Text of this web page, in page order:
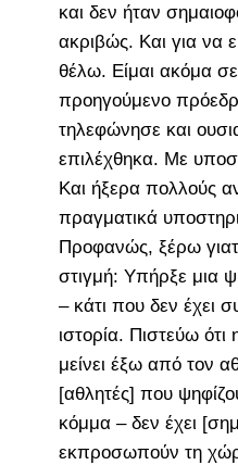
και δεν ήταν
ακριβώς. Και για να
θέλω. Είμαι ακόμα
προηγούμενο
τηλεφώνησε και
επιλέχθηκα. Με
Και ήξερα πολλούς
πραγματικά
Προφανώς, ξέρω
στιγμή: Υπήρξε μια
– κάτι που δεν έχει
ιστορία. Πιστεύω ότι
μείνει έξω από τον
[αθλητές] που
κόμμα – δεν έχει
εκπροσωπούν τη